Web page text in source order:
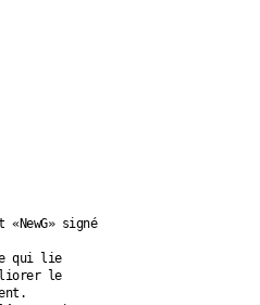
signé
qui lie
le